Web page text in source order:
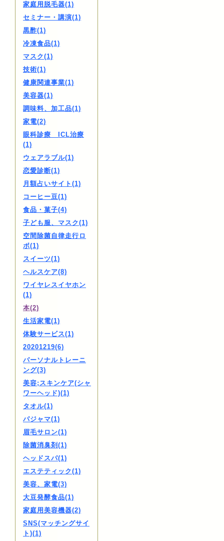
家庭用脱毛器(1)
セミナー・講演(1)
黒酢(1)
冷凍食品(1)
マスク(1)
技術(1)
健康関連事業(1)
美容器(1)
調味料、加工品(1)
家電(2)
眼科診療 ICL治療
(1)
ウェアラブル(1)
恋愛診断(1)
月額占いサイト(1)
コーヒー豆(1)
食品・菓子(4)
子ども服、マスク(1)
空間除菌自律走行ロ
ボ(1)
スイーツ(1)
ヘルスケア(8)
ワイヤレスイヤホン
(1)
本(2)
生活家電(1)
体験サービス(1)
20201219(6)
パーソナルトレーニ
ング(3)
美容;スキンケア(シャ
ワーヘッド)(1)
タオル(1)
パジャマ(1)
眉毛サロン(1)
除菌消臭剤(1)
ヘッドスパ(1)
エステティック(1)
美容、家電(3)
大豆発酵食品(1)
家庭用美容機器(2)
SNS(マッチングサイ
ト)(1)